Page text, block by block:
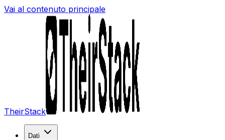
Vai al contenuto principale
TheirStack
Dati